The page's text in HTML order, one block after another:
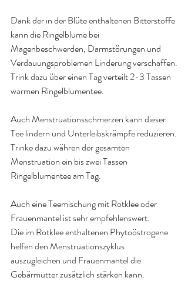
Dank der in der Blüte enthaltenen Bitterstoffe
kann die Ringelblume bei
Magenbeschwerden, Darmstörungen und
Verdauungsproblemen Linderung verschaffen.
Trink dazu über einen Tag verteilt 2-3 Tassen
warmen Ringelblumentee.
Auch Menstruationsschmerzen kann dieser
Tee lindern und Unterleibskrämpfe reduzieren.
Trinke dazu währen der gesamten
Menstruation ein bis zwei Tassen
Ringelblumentee am Tag.
Auch eine Teemischung mit Rotklee oder
Frauenmantel ist sehr empfehlenswert.
Die im Rotklee enthaltenen Phytoöstrogene
helfen den Menstruationszyklus
auszugleichen und Frauenmantel die
Gebärmutter zusätzlich stärken kann.